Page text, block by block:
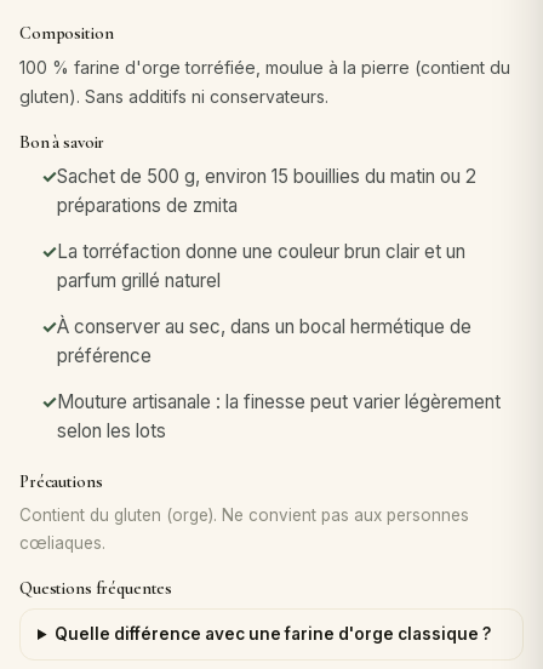
Composition
100 % farine d'orge torréfiée, moulue à la pierre (contient du
gluten). Sans additifs ni conservateurs.
Bon à savoir
Sachet de 500 g, environ 15 bouillies du matin ou 2
préparations de zmita
La torréfaction donne une couleur brun clair et un
parfum grillé naturel
À conserver au sec, dans un bocal hermétique de
préférence
Mouture artisanale : la finesse peut varier légèrement
selon les lots
Précautions
Contient du gluten (orge). Ne convient pas aux personnes
cœliaques.
Questions fréquentes
Quelle différence avec une farine d'orge classique ?